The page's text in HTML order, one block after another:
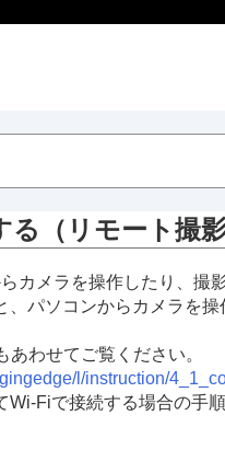
る（ リモート撮
カメラを操作したり、撮
パソコンからカメラを
わせてご覧ください。
l/instruction/
Fiで接続する場合の手